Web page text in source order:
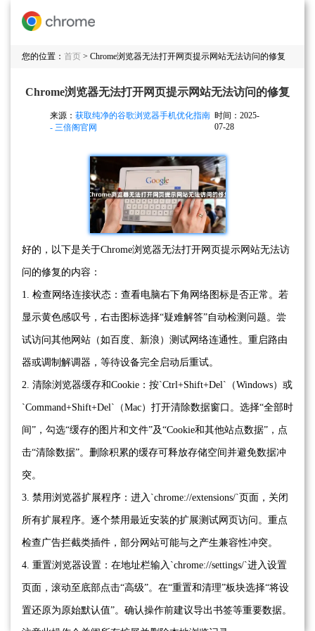
您的位置： 首页 > Chrome浏览器无法打开网页提示网站无法访问的修复
Chrome浏览器无法打开网页提示网站无法访问的修复
来源： 获取纯净的谷歌浏览器手机优化指南
- 三倍阁官网
时间：2025-
07-28
好的，以下是关于Chrome浏览器无法打开网页提示网站无法访
问的修复的内容：
1. 检查网络连接状态：查看电脑右下角网络图标是否正常。若
显示黄色感叹号，右击图标选择“疑难解答”自动检测问题。尝
试访问其他网站（如百度、新浪）测试网络连通性。重启路由
器或调制解调器，等待设备完全启动后重试。
2. 清除浏览器缓存和Cookie：按`Ctrl+Shift+Del`（Windows）或
`Command+Shift+Del`（Mac）打开清除数据窗口。选择“全部时
间”，勾选“缓存的图片和文件”及“Cookie和其他站点数据”，点
击“清除数据”。删除积累的缓存可释放存储空间并避免数据冲
突。
3. 禁用浏览器扩展程序：进入`chrome://extensions/`页面，关闭
所有扩展程序。逐个禁用最近安装的扩展测试网页访问。重点
检查广告拦截类插件，部分网站可能与之产生兼容性冲突。
4. 重置浏览器设置：在地址栏输入`chrome://settings/`进入设置
页面，滚动至底部点击“高级”。在“重置和清理”板块选择“将设
置还原为原始默认值”。确认操作前建议导出书签等重要数据。